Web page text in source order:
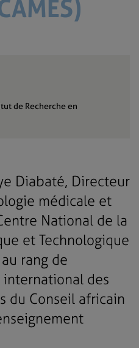
de Recherche en
Diabaté, Directeur
médicale et
National de la
et Technologique
rang de
international des
du Conseil africain